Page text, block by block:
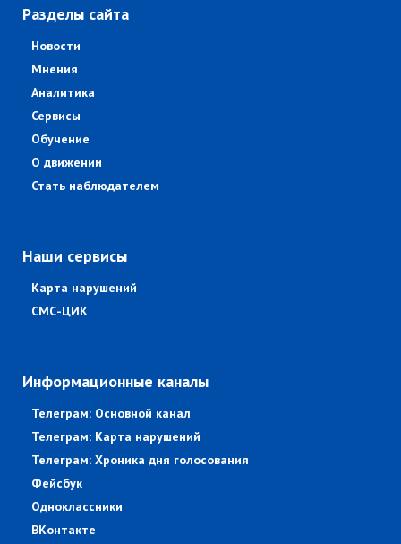
Разделы сайта
Новости
Мнения
Аналитика
Сервисы
Обучение
О движении
Стать наблюдателем
Наши сервисы
Карта нарушений
СМС-ЦИК
Информационные каналы
Телеграм: Основной канал
Телеграм: Карта нарушений
Телеграм: Хроника дня голосования
Фейсбук
Одноклассники
ВКонтакте